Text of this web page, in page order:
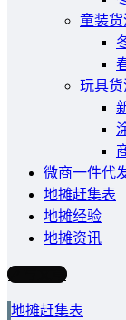
童装货
玩具货
微商一件代
地摊赶集表
地摊经验
地摊资讯
写文章
地摊赶集表